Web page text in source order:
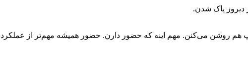
دیروز پاک شدن.
هم روشن می‌کنن. مهم اینه که حضور دارن. حضور همیشه مهم‌تر از